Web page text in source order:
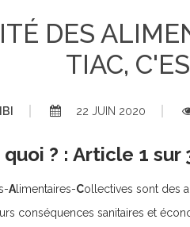
DES
TIAC,
22 JUIN 2020
quoi ? : Article 1 sur
A limentaires-Collectives sont des
conséquences sanitaires et